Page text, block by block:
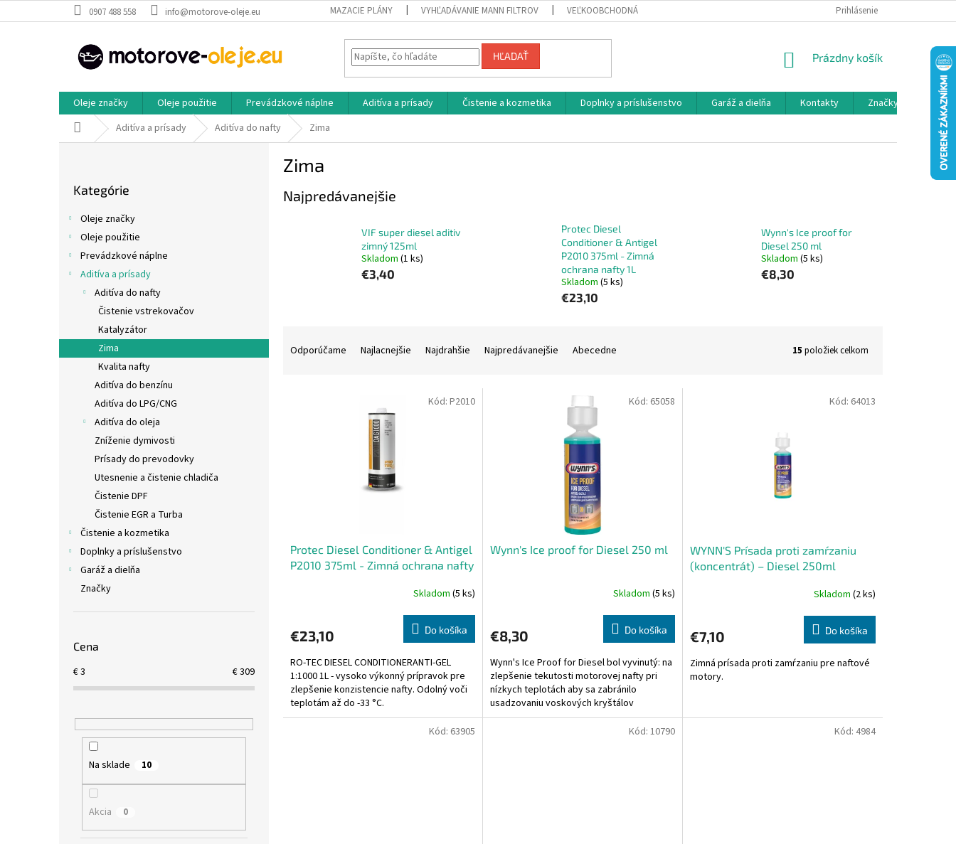
na
0907 488 558 info@motorove-oleje.eu MAZACIE PLÁNY VYHĽADÁVANIE MANN FILTROV VEĽKOOBCHODNÁ SPOLUPRÁCA OCHRANA OSOBNÝCH
Prihlásenie
HĽADAŤ
NÁKUPNÝ
Prázdny košík
Oleje značky Oleje použitie Prevádzkové náplne Aditíva a prísady Čistenie a kozmetika Doplnky a príslušenstvo Garáž a dielňa Kontakty
Značky
DomovAditíva a prísady Aditíva do nafty Zima
kategórie
Kategórie
Oleje značky
Oleje použitie
Prevádzkové náplne
Aditíva a prísady
Aditíva do nafty
Čistenie vstrekovačov
Katalyzátor
Zima
Kvalita nafty
Aditíva do benzínu
Aditíva do LPG/CNG
Aditíva do oleja
Zníženie dymivosti
Prísady do prevodovky
Utesnenie a čistenie chladiča
Čistenie DPF
Čistenie EGR a Turba
Čistenie a kozmetika
Doplnky a príslušenstvo
Garáž a dielňa
Značky
Cena
€3 €309
Na sklade 10
Akcia 0
Zima
Najpredávanejšie
VIF super diesel aditiv
zimný 125ml
Skladom (1 ks)
€3,40
Protec Diesel
Conditioner & Antigel
P2010 375ml - Zimná
ochrana nafty 1L
Skladom (5 ks)
€23,10
Wynn's Ice proof for
Diesel 250 ml
Skladom (5 ks)
€8,30
Odporúčame Najlacnejšie Najdrahšie Najpredávanejšie Abecedne 15 položiek celkom
Protec Diesel Conditioner & Antigel
P2010 375ml - Zimná ochrana nafty
Skladom (5 ks)
€23,10 Do košíka
RO-TEC DIESEL CONDITIONERANTI-GEL
1:1000 1L - vysoko výkonný prípravok pre
zlepšenie konzistencie nafty. Odolný voči
teplotám až do -33 °C.
Kód: P2010
Wynn's Ice proof for Diesel 250 ml
Skladom (5 ks)
€8,30 Do košíka
Wynn's Ice Proof for Diesel bol vyvinutý: na
zlepšenie tekutosti motorovej nafty pri
nízkych teplotách aby sa zabránilo
usadzovaniu voskových kryštálov
Kód: 65058
WYNN'S Prísada proti zamŕzaniu
(koncentrát) – Diesel 250ml
Skladom (2 ks)
€7,10 Do košíka
Zimná prísada proti zamŕzaniu pre naftové
motory.
Kód: 64013
Kód: 63905 Kód: 10790 Kód: 4984